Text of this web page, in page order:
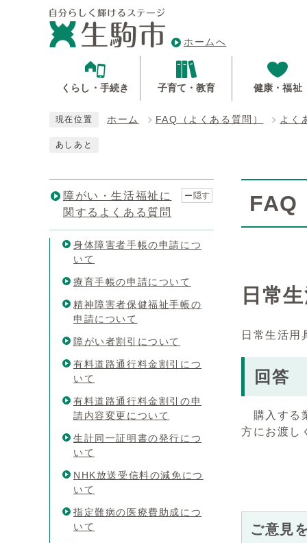
ホームへ
くらし・手続き 子育て・教育 健康・福祉
現在位置 ホーム FAQ（よくある質問） よく
あしあと
FAQ
日常
日常生活用
回答
購入する
方にお渡し
ご意見
障がい・生活福祉に
関するよくある質問
隠す
身体障害者手帳の申請につ
いて
療育手帳の申請について
精神障害者保健福祉手帳の
申請について
障がい者割引について
有料道路通行料金割引につ
いて
有料道路通行料金割引の申
請内容変更について
生計同一証明書の発行につ
いて
NHK放送受信料の減免につ
いて
指定難病の医療費助成につ
いて